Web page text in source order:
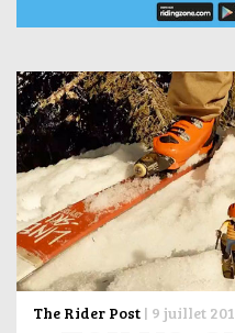
The Rider Post | 9 juillet